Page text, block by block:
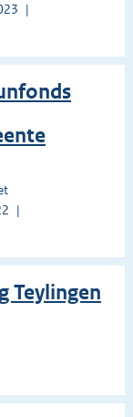
Teylingen